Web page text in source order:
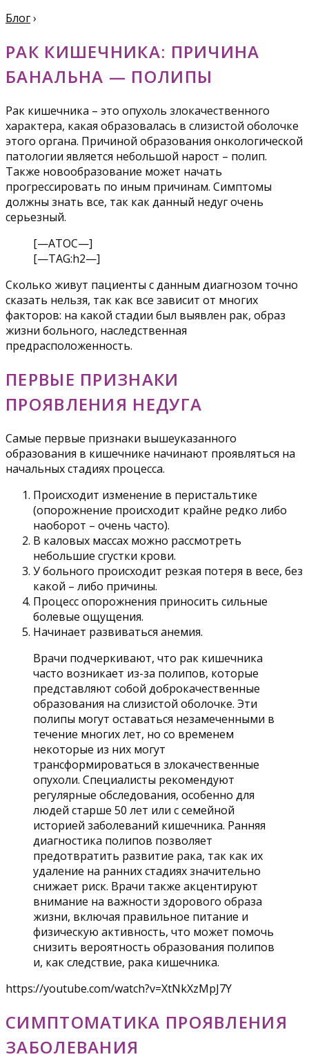
Блог›
РАК КИШЕЧНИКА: ПРИЧИНА
БАНАЛЬНА — ПОЛИПЫ
Рак кишечника – это опухоль злокачественного
характера, какая образовалась в слизистой оболочке
этого органа. Причиной образования онкологической
патологии является небольшой нарост – полип.
Также новообразование может начать
прогрессировать по иным причинам. Симптомы
должны знать все, так как данный недуг очень
серьезный.
[—ATOC—]
[—TAG:h2—]
Сколько живут пациенты с данным диагнозом точно
сказать нельзя, так как все зависит от многих
факторов: на какой стадии был выявлен рак, образ
жизни больного, наследственная
предрасположенность.
ПЕРВЫЕ ПРИЗНАКИ
ПРОЯВЛЕНИЯ НЕДУГА
Самые первые признаки вышеуказанного
образования в кишечнике начинают проявляться на
начальных стадиях процесса.
Происходит изменение в перистальтике
(опорожнение происходит крайне редко либо
наоборот – очень часто).
В каловых массах можно рассмотреть
небольшие сгустки крови.
У больного происходит резкая потеря в весе, без
какой – либо причины.
Процесс опорожнения приносить сильные
болевые ощущения.
Начинает развиваться анемия.
Врачи подчеркивают, что рак кишечника
часто возникает из-за полипов, которые
представляют собой доброкачественные
образования на слизистой оболочке. Эти
полипы могут оставаться незамеченными в
течение многих лет, но со временем
некоторые из них могут
трансформироваться в злокачественные
опухоли. Специалисты рекомендуют
регулярные обследования, особенно для
людей старше 50 лет или с семейной
историей заболеваний кишечника. Ранняя
диагностика полипов позволяет
предотвратить развитие рака, так как их
удаление на ранних стадиях значительно
снижает риск. Врачи также акцентируют
внимание на важности здорового образа
жизни, включая правильное питание и
физическую активность, что может помочь
снизить вероятность образования полипов
и, как следствие, рака кишечника.
https://youtube.com/watch?v=XtNkXzMpJ7Y
СИМПТОМАТИКА ПРОЯВЛЕНИЯ
ЗАБОЛЕВАНИЯ